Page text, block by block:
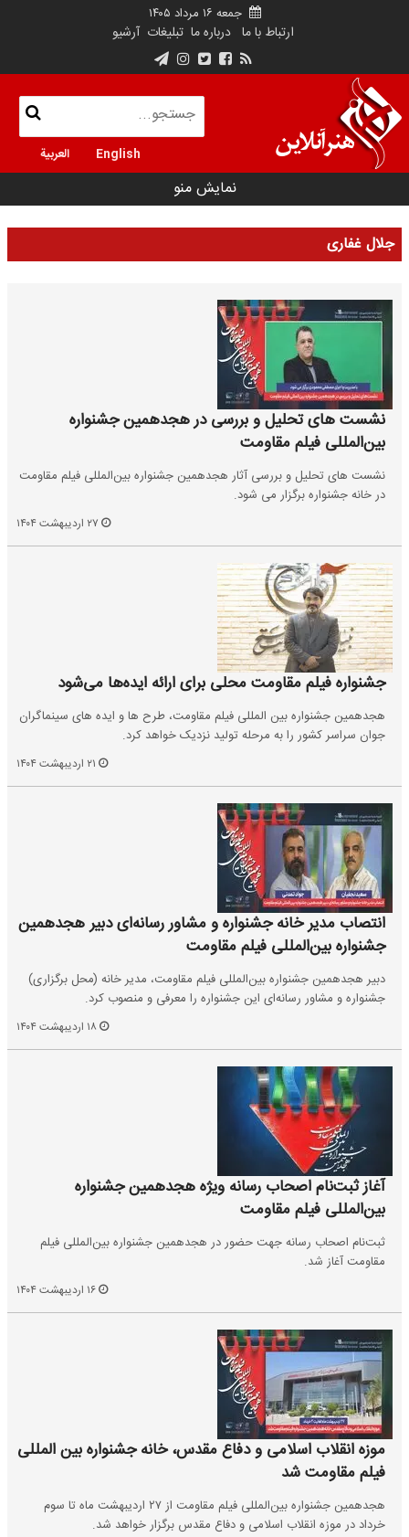
جمعه ۱۶ مرداد ۱۴۰۵
ارتباط با ما درباره ما تبلیغات آرشیو
English العربية
نمایش منو
جلال غفاری
نشست های تحلیل و بررسی در هجدهمین جشنواره
بین‌المللی فیلم مقاومت
نشست های تحلیل و بررسی آثار هجدهمین جشنواره بین‌المللی فیلم مقاومت
در خانه جشنواره برگزار می شود.
جشنواره فیلم مقاومت محلی برای ارائه ایده‌ها می‌شود
هجدهمین جشنواره بین المللی فیلم مقاومت، طرح ها و ایده های سینماگران
جوان سراسر کشور را به مرحله تولید نزدیک خواهد کرد.
انتصاب مدیر خانه جشنواره و مشاور رسانه‌ای دبیر هجدهمین
جشنواره بین‌المللی فیلم مقاومت
دبیر هجدهمین جشنواره بین‌المللی فیلم مقاومت، مدیر خانه (محل برگزاری)
جشنواره و مشاور رسانه‌ای این جشنواره را معرفی و منصوب کرد.
آغاز ثبت‌نام اصحاب رسانه ویژه هجدهمین جشنواره
بین‌المللی فیلم مقاومت
ثبت‌نام اصحاب رسانه جهت حضور در هجدهمین جشنواره بین‌المللی فیلم
مقاومت آغاز شد.
موزه انقلاب اسلامی و دفاع مقدس، خانه جشنواره بین المللی
فیلم مقاومت شد
هجدهمین جشنواره بین‌المللی فیلم مقاومت از ۲۷ اردیبهشت ماه تا سوم
خرداد در موزه انقلاب اسلامی و دفاع مقدس برگزار خواهد شد.